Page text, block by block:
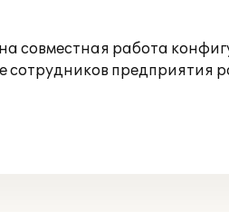
совместная работа
сотрудников предприятия